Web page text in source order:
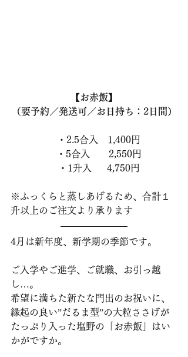
【お赤飯】
（要予約／発送可／お日持ち：2日間）
・2.5合入　1,400円
・5合入　　2,550円
・1升入 　 4,750円
※ふっくらと蒸しあげるため、合計１
升以上のご注文より承ります
4月は新年度、新学期の季節です。
ご入学やご進学、ご就職、お引っ越
し…。
希望に満ちた新たな門出のお祝いに、
縁起の良い”だるま型”の大粒ささげが
たっぷり入った塩野の「お赤飯」はい
かがですか。